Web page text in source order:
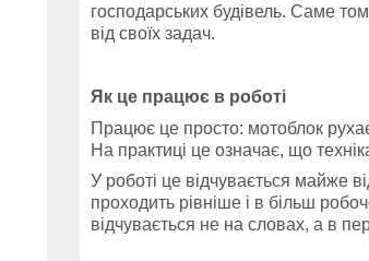
господарських будівель. Саме
від своїх задач.
Як це працює в роботі
Працює це просто: мотоблок
На практиці це означає, що
У роботі це відчувається майже
проходить рівніше і в більш
відчувається не на словах, а в